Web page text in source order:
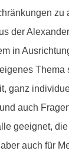
zu
der
in
Thema
ganz
auch
geeignet,
auch für